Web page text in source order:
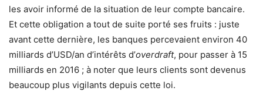
les avoir informé de la situation de leur compte bancaire.
​Et cette obligation a tout de suite porté ses fruits : juste
avant cette dernière, les banques percevaient environ 40
milliards d’USD/an d’intérêts d’overdraft, pour passer à 15
milliards en 2016 ; à noter que leurs clients sont devenus
beaucoup plus vigilants depuis cette loi.